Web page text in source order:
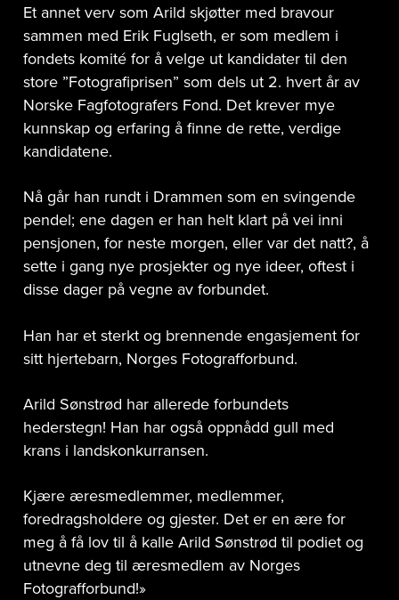
Et annet verv som Arild skjøtter med bravour
sammen med Erik Fuglseth, er som medlem i
fondets komité for å velge ut kandidater til den
store ”Fotografiprisen” som dels ut 2. hvert år av
Norske Fagfotografers Fond. Det krever mye
kunnskap og erfaring å finne de rette, verdige
kandidatene.
Nå går han rundt i Drammen som en svingende
pendel; ene dagen er han helt klart på vei inni
pensjonen, for neste morgen, eller var det natt?, å
sette i gang nye prosjekter og nye ideer, oftest i
disse dager på vegne av forbundet.
Han har et sterkt og brennende engasjement for
sitt hjertebarn, Norges Fotografforbund.
Arild Sønstrød har allerede forbundets
hederstegn! Han har også oppnådd gull med
krans i landskonkurransen.
Kjære æresmedlemmer, medlemmer,
foredragsholdere og gjester. Det er en ære for
meg å få lov til å kalle Arild Sønstrød til podiet og
utnevne deg til æresmedlem av Norges
Fotografforbund!»